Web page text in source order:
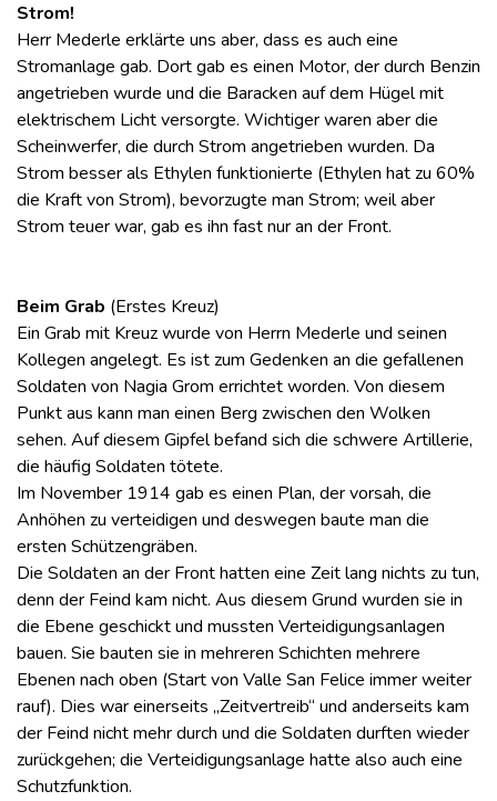
Strom!
Herr Mederle erklärte uns aber, dass es auch eine
Stromanlage gab. Dort gab es einen Motor, der durch Benzin
angetrieben wurde und die Baracken auf dem Hügel mit
elektrischem Licht versorgte. Wichtiger waren aber die
Scheinwerfer, die durch Strom angetrieben wurden. Da
Strom besser als Ethylen funktionierte (Ethylen hat zu 60%
die Kraft von Strom), bevorzugte man Strom; weil aber
Strom teuer war, gab es ihn fast nur an der Front.
Beim Grab (Erstes Kreuz)
Ein Grab mit Kreuz wurde von Herrn Mederle und seinen
Kollegen angelegt. Es ist zum Gedenken an die gefallenen
Soldaten von Nagia Grom errichtet worden. Von diesem
Punkt aus kann man einen Berg zwischen den Wolken
sehen. Auf diesem Gipfel befand sich die schwere Artillerie,
die häufig Soldaten tötete.
Im November 1914 gab es einen Plan, der vorsah, die
Anhöhen zu verteidigen und deswegen baute man die
ersten Schützengräben.
Die Soldaten an der Front hatten eine Zeit lang nichts zu tun,
denn der Feind kam nicht. Aus diesem Grund wurden sie in
die Ebene geschickt und mussten Verteidigungsanlagen
bauen. Sie bauten sie in mehreren Schichten mehrere
Ebenen nach oben (Start von Valle San Felice immer weiter
rauf). Dies war einerseits „Zeitvertreib“ und anderseits kam
der Feind nicht mehr durch und die Soldaten durften wieder
zurückgehen; die Verteidigungsanlage hatte also auch eine
Schutzfunktion.